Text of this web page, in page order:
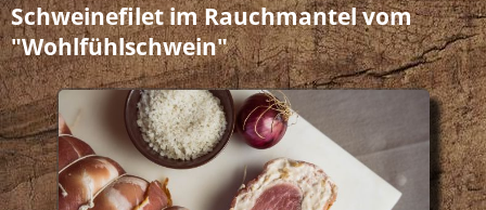
Schweinefilet im Rauchmantel vom
"Wohlfühlschwein"